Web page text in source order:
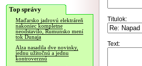
Top správy
Maďarsko jadrovú elektráreň
nakoniec kompletne
neodstavilo, Rumunsko mení
tok Dunaja
Alza nasadila dve novinky,
jednu užitočnú a jednu
kontroverznú
Titulok:
Text: